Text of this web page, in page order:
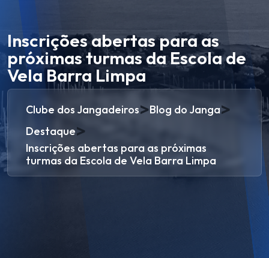
Inscrições abertas para as
próximas turmas da Escola de
Vela Barra Limpa
Clube dos Jangadeiros>Blog do Janga>
Destaque>
Inscrições abertas para as próximas
turmas da Escola de Vela Barra Limpa